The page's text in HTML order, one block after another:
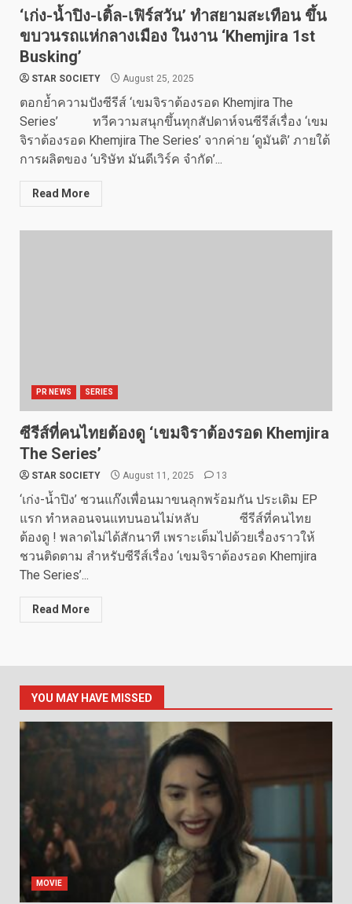
‘เก่ง-น้ำปิง-เติ้ล-เฟิร์สวัน’ ทำสยามสะเทือน ขึ้น
ขบวนรถแห่กลางเมือง ในงาน ‘Khemjira 1st
Busking’
STAR SOCIETY August 25, 2025
ตอกย้ำความปังซีรีส์ ‘เขมจิราต้องรอด Khemjira The
Series’ ทวีความสนุกขึ้นทุกสัปดาห์จนซีรีส์เรื่อง ‘เขม
จิราต้องรอด Khemjira The Series’ จากค่าย ‘ดูมันดิ’ ภายใต้
การผลิตของ ‘บริษัท มันดีเวิร์ค จำกัด’...
Read More
PR NEWS SERIES
ซีรีส์ที่คนไทยต้องดู ‘เขมจิราต้องรอด Khemjira
The Series’
STAR SOCIETY August 11, 2025 13
‘เก่ง-น้ำปิง’ ชวนแก๊งเพื่อนมาขนลุกพร้อมกัน ประเดิม EP
แรก ทำหลอนจนแทบนอนไม่หลับ ซีรีส์ที่คนไทย
ต้องดู ! พลาดไม่ได้สักนาที เพราะเต็มไปด้วยเรื่องราวให้
ชวนติดตาม สำหรับซีรีส์เรื่อง ‘เขมจิราต้องรอด Khemjira
The Series’...
Read More
YOU MAY HAVE MISSED
MOVIE